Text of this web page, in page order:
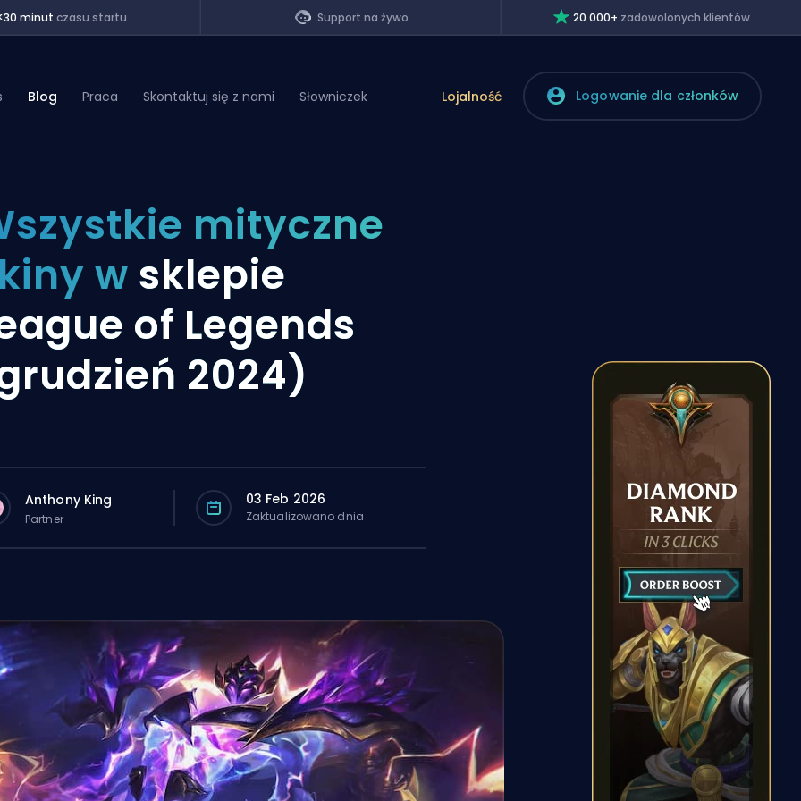
minutczasu startu Support na żywo 20 000+ zadowolonych klientów
Blog Praca Skontaktuj się z nami Słowniczek Lojalność Logowanie dla członków
mityczne
w sklepie
of Legends
2024)
Anthony King
Partner
03 Feb 2026
Zaktualizowano dnia